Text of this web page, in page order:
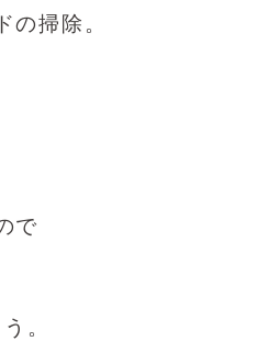
の掃除。
で
。